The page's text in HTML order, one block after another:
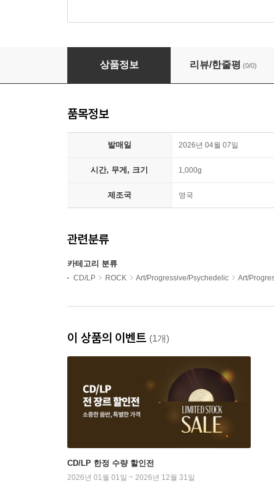
Giles Giles & Fripp (자일스, 자일스 앤 프립)
상품정보 리뷰/한줄평 (0/0)
품목정보
발매일 2026년 04월 07일
시간, 무게, 크기 1,000g
제조국 영국
관련분류
카테고리 분류
CD/LP ROCK Art/Progressive/Psychedelic Art/
이 상품의 이벤트 (1개)
CD/LP 한정 수량 할인전
2026년 01월 01일 ~ 2026년 12월 31일